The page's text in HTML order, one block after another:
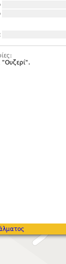
"Ουζερί".